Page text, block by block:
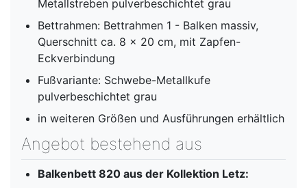
Metallstreben pulverbeschichtet grau
Bettrahmen: Bettrahmen 1 - Balken massiv,
Querschnitt ca. 8 x 20 cm, mit Zapfen-
Eckverbindung
Fußvariante: Schwebe-Metallkufe
pulverbeschichtet grau
in weiteren Größen und Ausführungen erhältlich
Angebot bestehend aus
Balkenbett 820 aus der Kollektion Letz: